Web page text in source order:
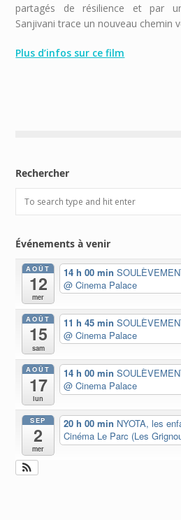
partagés de résilience et par
Sanjivani trace un nouveau chemin
Plus d’infos sur ce film
Rechercher
Événements à venir
AOÛT
12
mer
14 h 00 min
@ Cinema Palace
AOÛT
15
sam
11 h 45 min
@ Cinema Palace
AOÛT
17
lun
14 h 00 min
@ Cinema Palace
SEP
2
mer
20 h 00 min NYOTA, les
Cinéma Le Parc (Les